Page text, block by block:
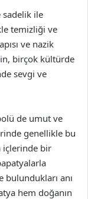
sadelik ile
temizliği ve
ve nazik
birçok kültürde
sevgi ve
de umut ve
genellikle bu
içlerinde bir
anı
hem doğanın